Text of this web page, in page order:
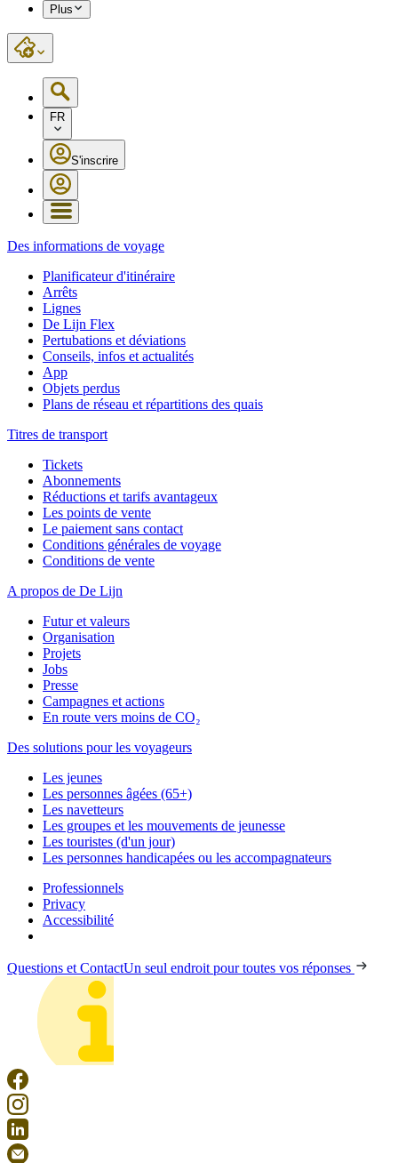
Plus
FR
S'inscrire
Des informations de voyage
Planificateur d'itinéraire
Arrêts
Lignes
De Lijn Flex
Pertubations et déviations
Conseils, infos et actualités
App
Objets perdus
Plans de réseau et répartitions des quais
Titres de transport
Tickets
Abonnements
Réductions et tarifs avantageux
Les points de vente
Le paiement sans contact
Conditions générales de voyage
Conditions de vente
A propos de De Lijn
Futur et valeurs
Organisation
Projets
Jobs
Presse
Campagnes et actions
En route vers moins de CO₂
Des solutions pour les voyageurs
Les jeunes
Les personnes âgées (65+)
Les navetteurs
Les groupes et les mouvements de jeunesse
Les touristes (d'un jour)
Les personnes handicapées ou les accompagnateurs
Professionnels
Privacy
Accessibilité
Questions et ContactUn seul endroit pour toutes vos réponses